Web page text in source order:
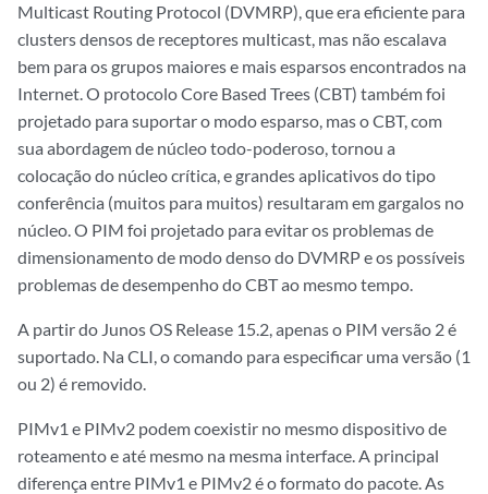
Multicast Routing Protocol (DVMRP), que era eficiente para
clusters densos de receptores multicast, mas não escalava
bem para os grupos maiores e mais esparsos encontrados na
Internet. O protocolo Core Based Trees (CBT) também foi
projetado para suportar o modo esparso, mas o CBT, com
sua abordagem de núcleo todo-poderoso, tornou a
colocação do núcleo crítica, e grandes aplicativos do tipo
conferência (muitos para muitos) resultaram em gargalos no
núcleo. O PIM foi projetado para evitar os problemas de
dimensionamento de modo denso do DVMRP e os possíveis
problemas de desempenho do CBT ao mesmo tempo.
A partir do Junos OS Release 15.2, apenas o PIM versão 2 é
suportado. Na CLI, o comando para especificar uma versão (1
ou 2) é removido.
PIMv1 e PIMv2 podem coexistir no mesmo dispositivo de
roteamento e até mesmo na mesma interface. A principal
diferença entre PIMv1 e PIMv2 é o formato do pacote. As